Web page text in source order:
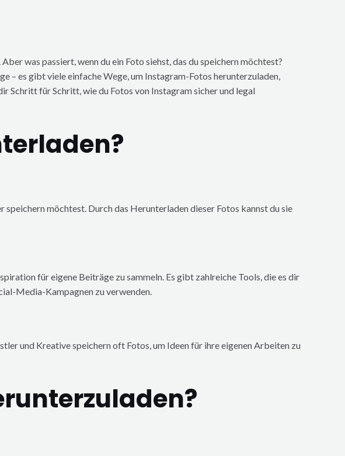
was passiert, wenn du ein Foto siehst, das du speichern möchtest?
– es gibt viele einfache Wege, um Instagram-Fotos herunterzuladen,
Schritt für Schritt, wie du Fotos von Instagram sicher und legal
möchtest. Durch das Herunterladen dieser Fotos kannst du sie
für eigene Beiträge zu sammeln. Es gibt zahlreiche Tools, die es dir
Media-Kampagnen zu verwenden.
und Kreative speichern oft Fotos, um Ideen für ihre eigenen Arbeiten zu